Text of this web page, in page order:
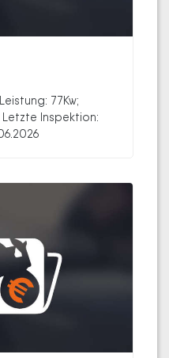
77Kw;
Letzte Inspektion: